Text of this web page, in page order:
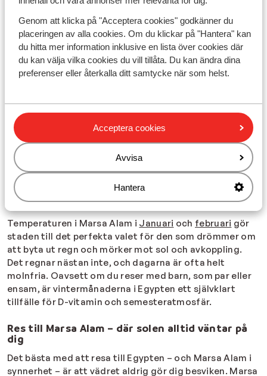
Genom att klicka på "Acceptera cookies" godkänner du
placeringen av alla cookies. Om du klickar på "Hantera" kan
du hitta mer information inklusive en lista över cookies där
du kan välja vilka cookies du vill tillåta. Du kan ändra dina
preferenser eller återkalla ditt samtycke när som helst.
Acceptera cookies
Avvisa
Hantera
erbjuder blå himmel och solsken. Klimatet i Marsa Alam
är torrt, stabilt och otroligt soligt. Detta gör
destinationen idealisk för både vinter
- och
sommarresor, där du kan lata dig på stranden, snorkla
bland koraller och färgglada fiskar eller bara njuta av
lugnet på en solstol med utsikt över det turkosblå
havet. Marsa Alams väder är perfekt för både
Vädret i Marsa Alam i januari och februari –
din
vinterflykt från det kalla och gråa vädret
Medan vinterkylan biter i Danmark kan du njuta av
dagstemperaturer på cirka 23–24 °C i Marsa Alam i
bådejanuariochfebruari. Nätterna förblir milda och
havstemperaturen ligger också runt 22–23 °C, så du
kan enkelt ta ett dopp – även mitt i vintern.
Temperaturen i Marsa Alam i Januari och februari gör
staden till det perfekta valet för den som drömmer om
att byta ut regn och mörker mot sol och avkoppling.
Det regnar nästan inte, och dagarna är ofta helt
molnfria. Oavsett om du reser med barn, som par eller
ensam, är vintermånaderna i Egypten ett självklart
tillfälle för D-vitamin och semesteratmosfär.
Res till Marsa Alam – där solen alltid väntar på
dig
Det bästa med att resa till Egypten – och Marsa Alam i
synnerhet – är att vädret aldrig gör dig besviken. Marsa